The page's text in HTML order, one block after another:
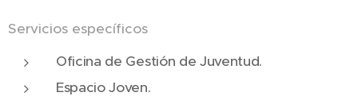
Servicios específicos
Oficina de Gestión de Juventud.
Espacio Joven.